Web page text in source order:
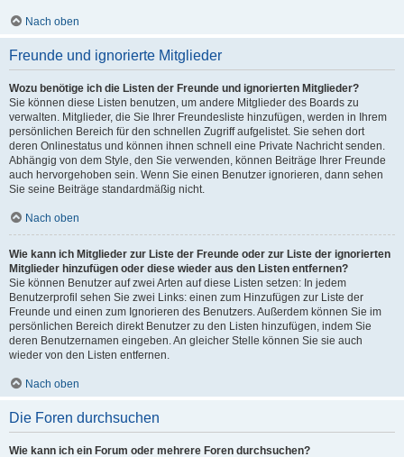
Nach oben
Freunde und ignorierte Mitglieder
Wozu benötige ich die Listen der Freunde und ignorierten Mitglieder?
Sie können diese Listen benutzen, um andere Mitglieder des Boards zu
verwalten. Mitglieder, die Sie Ihrer Freundesliste hinzufügen, werden in Ihrem
persönlichen Bereich für den schnellen Zugriff aufgelistet. Sie sehen dort
deren Onlinestatus und können ihnen schnell eine Private Nachricht senden.
Abhängig von dem Style, den Sie verwenden, können Beiträge Ihrer Freunde
auch hervorgehoben sein. Wenn Sie einen Benutzer ignorieren, dann sehen
Sie seine Beiträge standardmäßig nicht.
Nach oben
Wie kann ich Mitglieder zur Liste der Freunde oder zur Liste der ignorierten
Mitglieder hinzufügen oder diese wieder aus den Listen entfernen?
Sie können Benutzer auf zwei Arten auf diese Listen setzen: In jedem
Benutzerprofil sehen Sie zwei Links: einen zum Hinzufügen zur Liste der
Freunde und einen zum Ignorieren des Benutzers. Außerdem können Sie im
persönlichen Bereich direkt Benutzer zu den Listen hinzufügen, indem Sie
deren Benutzernamen eingeben. An gleicher Stelle können Sie sie auch
wieder von den Listen entfernen.
Nach oben
Die Foren durchsuchen
Wie kann ich ein Forum oder mehrere Foren durchsuchen?